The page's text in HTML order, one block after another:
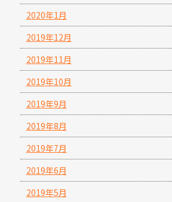
2020年1月
2019年12月
2019年11月
2019年10月
2019年9月
2019年8月
2019年7月
2019年6月
2019年5月